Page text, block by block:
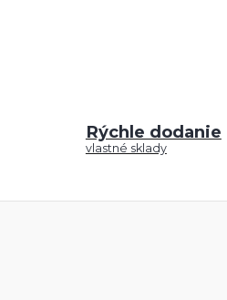
Rýchle dodanie
vlastné sklady